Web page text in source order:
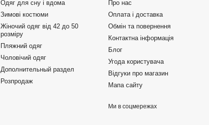
Одяг для сну і вдома
Зимові костюми
Жіночий одяг від 42 до 50
розміру
Пляжний одяг
Чоловічий одяг
Дополнительный раздел
Розпродаж
Про нас
Оплата і доставка
Обмін та повернення
Контактна інформація
Блог
Угода користувача
Відгуки про магазин
Мапа сайту
Ми в соцмережах